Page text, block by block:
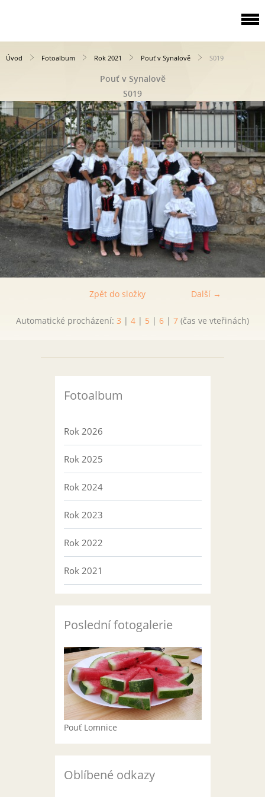
Úvod Fotoalbum Rok 2021 Pouť v Synalově S019
Pouť v Synalově
S019
Další →
Zpět do složky
Automatické procházení: 3 | 4 | 5 | 6 | 7 (čas ve vteřinách)
Fotoalbum
Rok 2026
Rok 2025
Rok 2024
Rok 2023
Rok 2022
Rok 2021
Poslední fotogalerie
Pouť Lomnice
Oblíbené odkazy